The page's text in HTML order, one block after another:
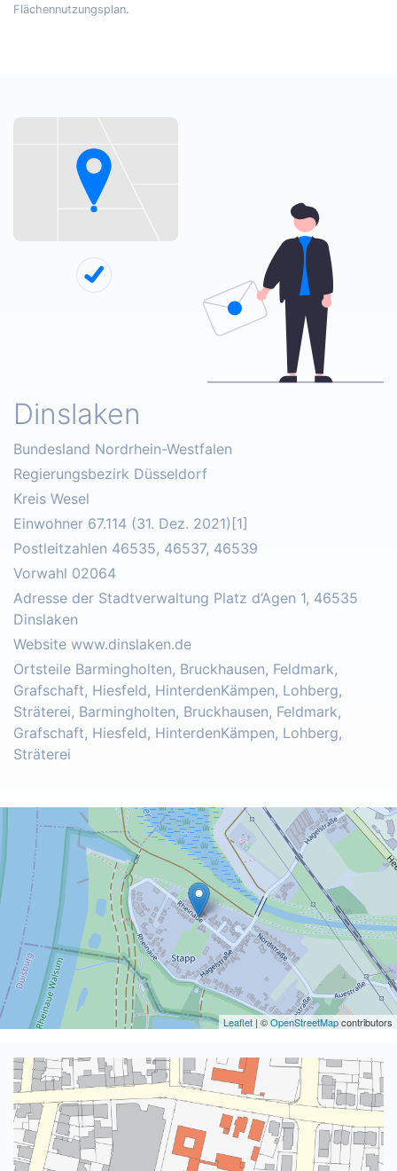
Flächennutzungsplan.
Dinslaken
Bundesland Nordrhein-Westfalen
Regierungsbezirk Düsseldorf
Kreis Wesel
Einwohner 67.114 (31. Dez. 2021)[1]
Postleitzahlen 46535, 46537, 46539
Vorwahl 02064
Adresse der Stadtverwaltung Platz d’Agen 1, 46535
Dinslaken
Website www.dinslaken.de
Ortsteile Barmingholten, Bruckhausen, Feldmark,
Grafschaft, Hiesfeld, HinterdenKämpen, Lohberg,
Sträterei, Barmingholten, Bruckhausen, Feldmark,
Grafschaft, Hiesfeld, HinterdenKämpen, Lohberg,
Sträterei
Leaflet | ©OpenStreetMapcontributors